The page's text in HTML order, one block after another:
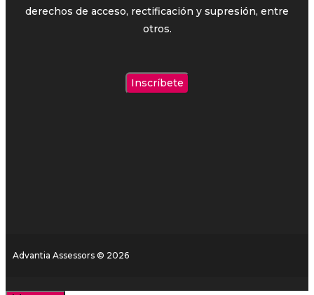
derechos de acceso, rectificación y supresión, entre
otros.
Advantia Assessors © 2026